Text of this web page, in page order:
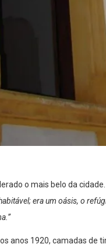
o mais belo da
era um oásis, o
anos 1920, camadas de